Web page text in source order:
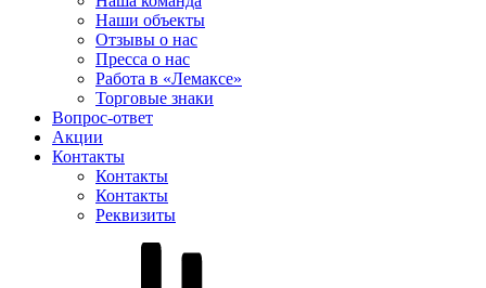
Наши объекты
Отзывы о нас
Пресса о нас
Работа в «Лемаксе»
Торговые знаки
Вопрос-ответ
Акции
Контакты
Контакты
Контакты
Реквизиты